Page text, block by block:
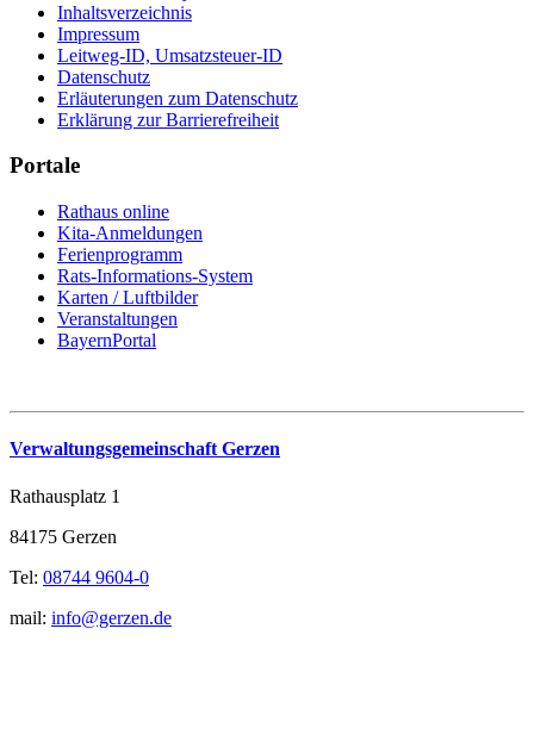
Inhaltsverzeichnis
Impressum
Leitweg-ID, Umsatzsteuer-ID
Datenschutz
Erläuterungen zum Datenschutz
Erklärung zur Barrierefreiheit
Portale
Rathaus online
Kita-Anmeldungen
Ferienprogramm
Rats-Informations-System
Karten / Luftbilder
Veranstaltungen
BayernPortal
Verwaltungsgemeinschaft Gerzen
Rathausplatz 1
84175 Gerzen
Tel: 08744 9604-0
mail: info@gerzen.de